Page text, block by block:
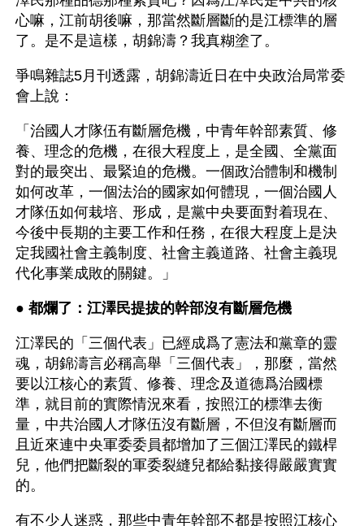
心嘛，江前胡後嘛，那當然斷層斷的是江標準的層
了。是不是這樣，胡錦濤？我真糊塗了。
爭鳴雜誌5月刊透露，胡錦濤近日在中央政治局常委
會上說：
「治國人才隊伍有斷層危機，中青年幹部素質、修
養、理念的危機，在很大程度上，是全國、全黨面
對的最突出、最緊迫的危機。一個政治體制和機制
如何改革，一個法治的國家如何體現，一個治國人
才隊伍如何栽培、形成，是黨中央要面對着現在、
今後中長期的主要工作和任務，在很大程度上是決
定我國社會主義制度、社會主義道路、社會主義現
代化事業成敗的關鍵。」
● 都爛了：江澤民提拔的幹部沒有斷層危機
江澤民的「三個代表」已經成爲了憲法和黨章的靈
魂，胡錦濤言必稱高舉「三個代表」，那麼，當然
要以江核心的素質、修養、理念及道德爲治國標
準，就目前的實際情況來看，按照江的標準去衡
量，中共治國人才隊伍沒有斷層，不但沒有斷層而
且近來連中央軍委委員都增加了三個江澤民的鐵桿
兒，他們把斷裂的軍委裂縫兒都給黏接得嚴嚴實實
的。
有不少人迷惑，那些中青年幹部不都是按照江核心